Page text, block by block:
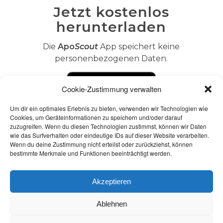
Cookie-Zustimmung verwalten
Um dir ein optimales Erlebnis zu bieten, verwenden wir Technologien wie
Cookies, um Geräteinformationen zu speichern und/oder darauf
zuzugreifen. Wenn du diesen Technologien zustimmst, können wir Daten
wie das Surfverhalten oder eindeutige IDs auf dieser Website verarbeiten.
Wenn du deine Zustimmung nicht erteilst oder zurückziehst, können
bestimmte Merkmale und Funktionen beeinträchtigt werden.
Akzeptieren
Ablehnen
Brauche ich trotz der
Scout App für
rezeptpflichtige Medikamente
ein Rezept?
Gibt es noch einen anderen
Weg als den
Medikamentennamen manuell
in das Suchfeld einzutippen?
Jetzt kostenlos
herunterladen
DieApoScout App speichert keine
personenbezogenen Daten.